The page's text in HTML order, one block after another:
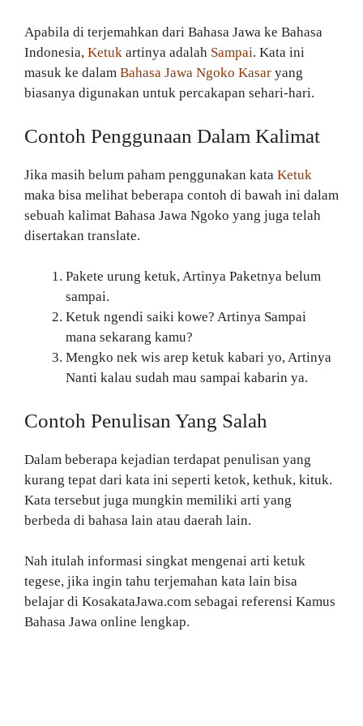
Apabila di terjemahkan dari Bahasa Jawa ke Bahasa
Indonesia, Ketuk artinya adalah Sampai. Kata ini
masuk ke dalam Bahasa Jawa Ngoko Kasar yang
biasanya digunakan untuk percakapan sehari-hari.
Contoh Penggunaan Dalam Kalimat
Jika masih belum paham penggunakan kata Ketuk
maka bisa melihat beberapa contoh di bawah ini dalam
sebuah kalimat Bahasa Jawa Ngoko yang juga telah
disertakan translate.
Pakete urung ketuk, Artinya Paketnya belum
sampai.
Ketuk ngendi saiki kowe? Artinya Sampai
mana sekarang kamu?
Mengko nek wis arep ketuk kabari yo, Artinya
Nanti kalau sudah mau sampai kabarin ya.
Contoh Penulisan Yang Salah
Dalam beberapa kejadian terdapat penulisan yang
kurang tepat dari kata ini seperti ketok, kethuk, kituk.
Kata tersebut juga mungkin memiliki arti yang
berbeda di bahasa lain atau daerah lain.
Nah itulah informasi singkat mengenai arti ketuk
tegese, jika ingin tahu terjemahan kata lain bisa
belajar di KosakataJawa.com sebagai referensi Kamus
Bahasa Jawa online lengkap.